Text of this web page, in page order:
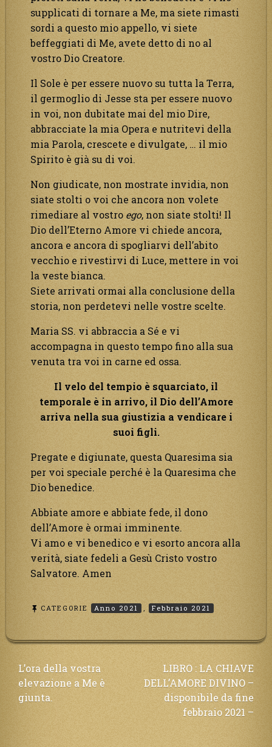
supplicati di tornare a Me, ma siete rimasti
sordi a questo mio appello, vi siete
beffeggiati di Me, avete detto di no al
vostro Dio Creatore.
Il Sole è per essere nuovo su tutta la Terra,
il germoglio di Jesse sta per essere nuovo
in voi, non dubitate mai del mio Dire,
abbracciate la mia Opera e nutritevi della
mia Parola, crescete e divulgate, … il mio
Spirito è già su di voi.
Non giudicate, non mostrate invidia, non
siate stolti o voi che ancora non volete
rimediare al vostro ego, non siate stolti! Il
Dio dell’Eterno Amore vi chiede ancora,
ancora e ancora di spogliarvi dell’abito
vecchio e rivestirvi di Luce, mettere in voi
la veste bianca.
Siete arrivati ormai alla conclusione della
storia, non perdetevi nelle vostre scelte.
Maria SS. vi abbraccia a Sé e vi
accompagna in questo tempo fino alla sua
venuta tra voi in carne ed ossa.
Il velo del tempio è squarciato, il
temporale è in arrivo, il Dio dell’Amore
arriva nella sua giustizia a vendicare i
suoi figli.
Pregate e digiunate, questa Quaresima sia
per voi speciale perché è la Quaresima che
Dio benedice.
Abbiate amore e abbiate fede, il dono
dell’Amore è ormai imminente.
Vi amo e vi benedico e vi esorto ancora alla
verità, siate fedeli a Gesù Cristo vostro
Salvatore. Amen
CATEGORIE Anno 2021 , Febbraio 2021
Navigazione
articoli
L’ora della vostra
elevazione a Me è
giunta.
LIBRO : LA CHIAVE
DELL’AMORE DIVINO –
disponibile da fine
febbraio 2021 –